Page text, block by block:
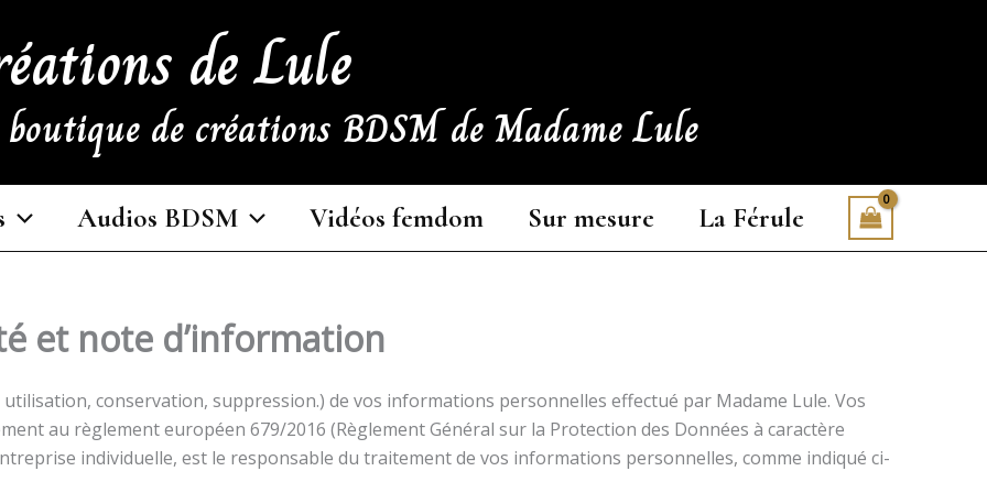
de Lule
de créations BDSM de Madame Lule
Audios BDSM Vidéos femdom Sur mesure La Férule
et note d’information
conservation, suppression.) de vos informations personnelles effectué par Madame Lule. Vos
au règlement européen 679/2016 (Règlement Général sur la Protection des Données à caractère
individuelle, est le responsable du traitement de vos informations personnelles, comme indiqué ci-